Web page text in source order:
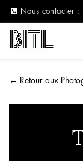
Nous contacter :
← Retour aux